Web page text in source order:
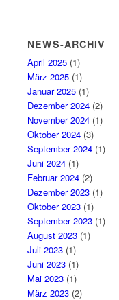
NEWS-ARCHIV
April 2025 (1)
März 2025 (1)
Januar 2025 (1)
Dezember 2024 (2)
November 2024 (1)
Oktober 2024 (3)
September 2024 (1)
Juni 2024 (1)
Februar 2024 (2)
Dezember 2023 (1)
Oktober 2023 (1)
September 2023 (1)
August 2023 (1)
Juli 2023 (1)
Juni 2023 (1)
Mai 2023 (1)
März 2023 (2)